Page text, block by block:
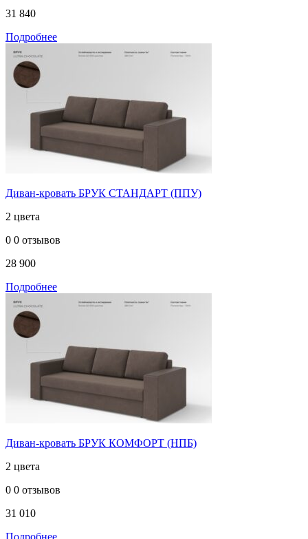
31 840
Подробнее
Диван-кровать БРУК СТАНДАРТ (ППУ)
2 цвета
0 0 отзывов
28 900
Подробнее
Диван-кровать БРУК КОМФОРТ (НПБ)
2 цвета
0 0 отзывов
31 010